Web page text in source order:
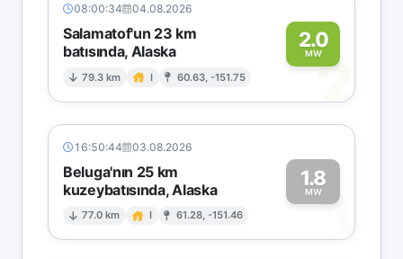
08:00:34 04.08.2026
Salamatof'un 23 km
batısında, Alaska
79.3 km I 60.63, -151.75
2.0
MW2
16:50:44 03.08.2026
Beluga'nın 25 km
kuzeybatısında, Alaska
77.0 km I 61.28, -151.46
1.8
MW1